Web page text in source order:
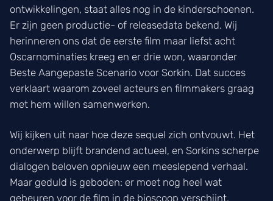
ontwikkelingen, staat alles nog in de kinderschoenen.
Er zijn geen productie- of releasedata bekend. Wij
herinneren ons dat de eerste film maar liefst acht
Oscarnominaties kreeg en er drie won, waaronder
Beste Aangepaste Scenario voor Sorkin. Dat succes
verklaart waarom zoveel acteurs en filmmakers graag
met hem willen samenwerken.
Wij kijken uit naar hoe deze sequel zich ontvouwt. Het
onderwerp blijft brandend actueel, en Sorkins scherpe
dialogen beloven opnieuw een meeslepend verhaal.
Maar geduld is geboden: er moet nog heel wat
gebeuren voor de film in de bioscoop verschijnt.